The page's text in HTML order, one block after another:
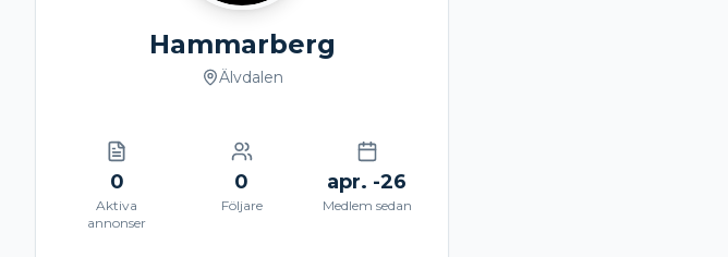
Hammarberg
Älvdalen
0
Aktiva
annonser
0
Följare
apr. -26
Medlem sedan